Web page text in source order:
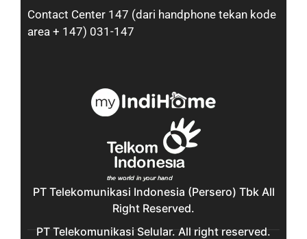
Contact Center 147 (dari handphone tekan kode
area + 147) 031-147
PT Telekomunikasi Indonesia (Persero) Tbk All
Right Reserved.
PT Telekomunikasi Selular. All right reserved.